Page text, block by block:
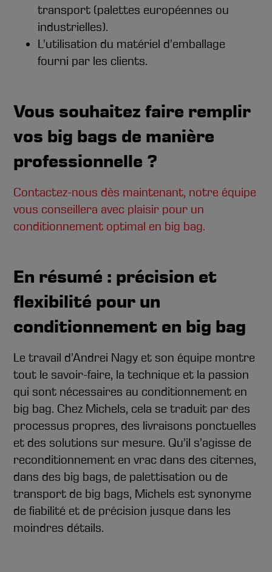
transport (palettes européennes ou
industrielles).
L’utilisation du matériel d’emballage
fourni par les clients.
Vous souhaitez faire remplir
vos big bags de manière
professionnelle ?
Contactez-nous dès maintenant, notre équipe
vous conseillera avec plaisir pour un
conditionnement optimal en big bag.
En résumé : précision et
flexibilité pour un
conditionnement en big bag
Le travail d’Andrei Nagy et son équipe montre
tout le savoir-faire, la technique et la passion
qui sont nécessaires au conditionnement en
big bag. Chez Michels, cela se traduit par des
processus propres, des livraisons ponctuelles
et des solutions sur mesure. Qu’il s’agisse de
reconditionnement en vrac dans des citernes,
dans des big bags, de palettisation ou de
transport de big bags, Michels est synonyme
de fiabilité et de précision jusque dans les
moindres détails.